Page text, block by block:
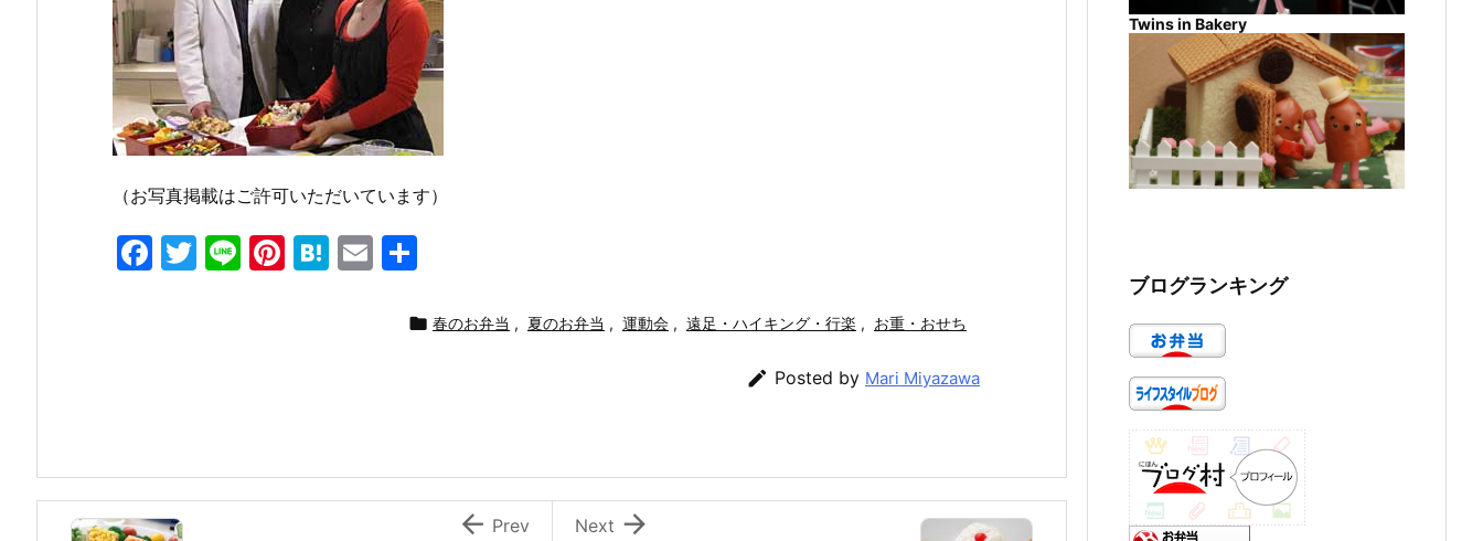
（お写真掲載はご許可いただいています）
F
k
T
Li Pi H
E
 春のお弁当 , 夏のお弁当 , 運動会 , 遠足・ハイキング・行楽 , お重・おせち
 Posted by Mari Miyazawa

Next
 Prev
Twins in Bakery
ブログランキング